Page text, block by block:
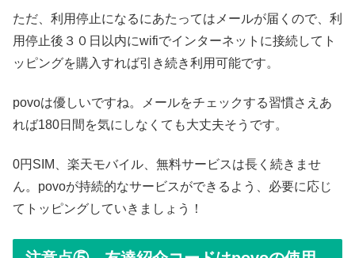
ただ、利用停止になるにあたってはメールが届くので、利
用停止後３０日以内にwifiでインターネットに接続してト
ッピングを購入すれば引き続き利用可能です。
povoは優しいですね。メールをチェックする習慣さえあ
れば180日間を気にしなくても大丈夫そうです。
0円SIM、楽天モバイル、無料サービスは長く続きませ
ん。povoが持続的なサービスができるよう、必要に応じ
てトッピングしていきましょう！